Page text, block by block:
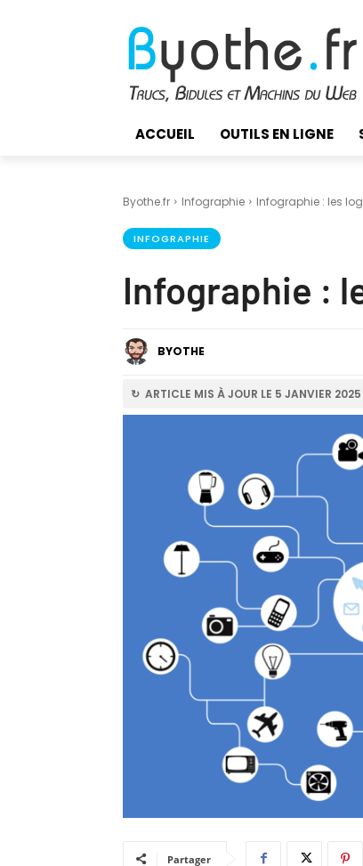
ACCUEIL OUTILS EN LIGNE
Byothe.fr Infographie Infographie : les
INFOGRAPHIE
Infographie :
BYOTHE
↻ ARTICLE MIS À JOUR LE 5 JANVIER 2025
Partager